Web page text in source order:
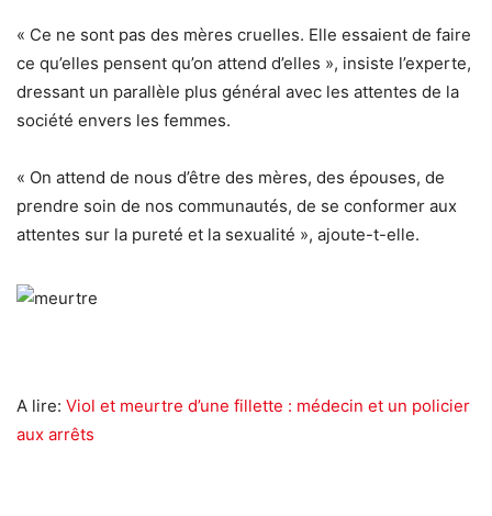
« Ce ne sont pas des mères cruelles. Elle essaient de faire
ce qu’elles pensent qu’on attend d’elles », insiste l’experte,
dressant un parallèle plus général avec les attentes de la
société envers les femmes.
« On attend de nous d’être des mères, des épouses, de
prendre soin de nos communautés, de se conformer aux
attentes sur la pureté et la sexualité », ajoute-t-elle.
A lire: Viol et meurtre d’une fillette : médecin et un policier
aux arrêts